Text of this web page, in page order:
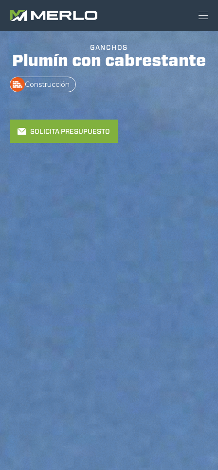
GANCHOS
Plumín con cabrestante
Construcción
SOLICITA PRESUPUESTO